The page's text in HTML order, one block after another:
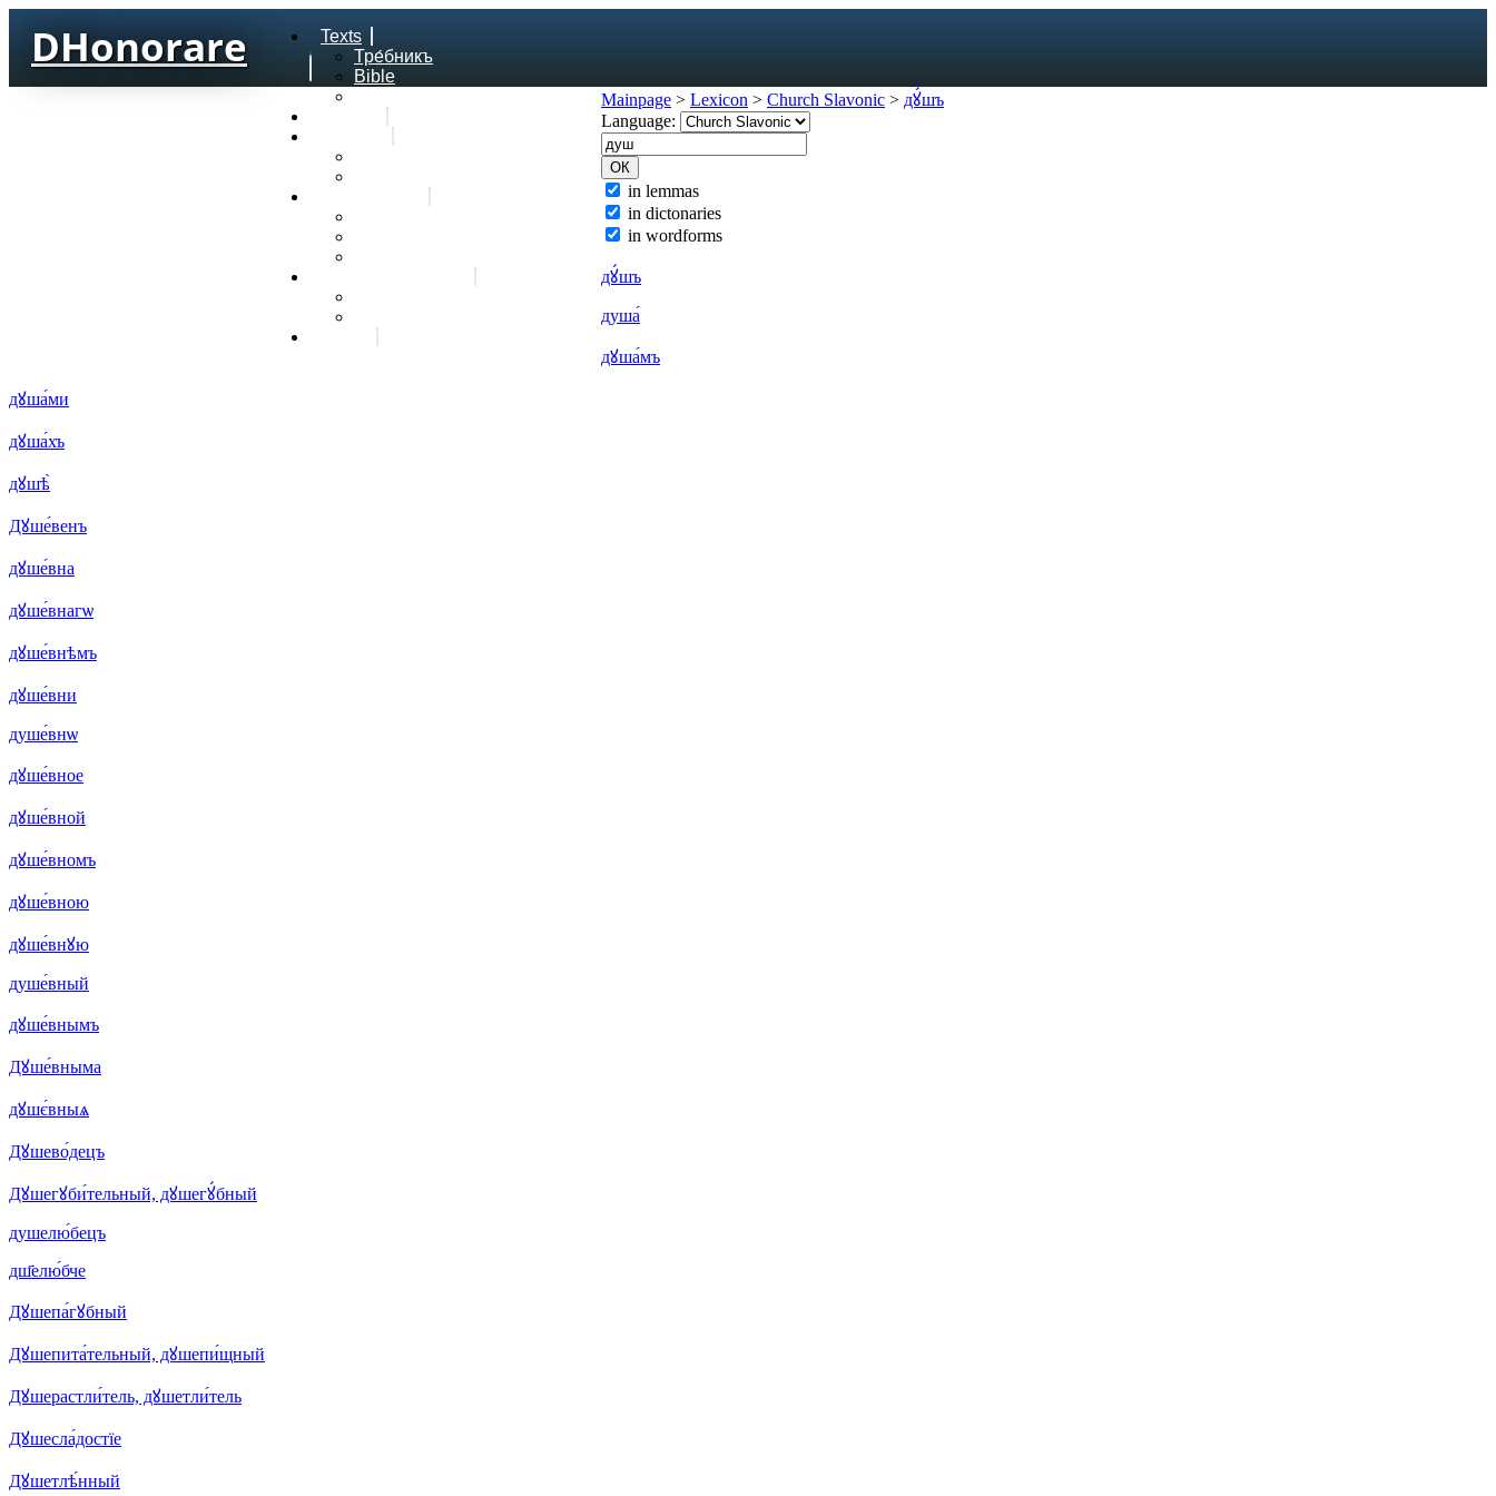
DHonorare
Texts
Тре́бникъ
Bible
Mainpage > Lexicon > Church Slavonic > дꙋ́шъ
Language:
in lemmas
in dictonaries
in wordforms
дꙋ́шъ
душа́
дꙋша́мъ
дꙋша́ми
дꙋша́хъ
дꙋшѣ̀
Дꙋше́венъ
дꙋше́вна
дꙋше́внагѡ
дꙋше́внѣмъ
дꙋше́вни
душе́внѡ
дꙋше́вное
дꙋше́вной
дꙋше́вномъ
дꙋше́вною
дꙋше́внꙋю
душе́вный
дꙋше́внымъ
Дꙋше́вныма
дꙋшє́вныѧ
Дꙋшево́децъ
Дꙋшегꙋби́тельный, дꙋшегꙋ́бный
душелю́бецъ
дш҃елю́бче
Дꙋшепа́гꙋбный
Дꙋшепита́тельный, дꙋшепи́щный
Дꙋшерастли́тель, дꙋшетли́тель
Дꙋшесла́достїе
Дꙋшетлѣ́нный